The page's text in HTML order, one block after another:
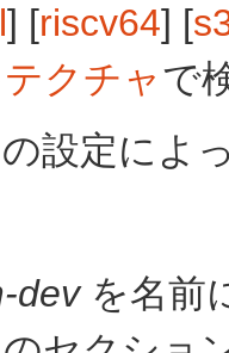
] [riscv64] [
クチャで
設定によ
devを名前